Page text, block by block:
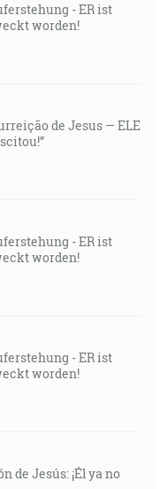
- ER ist
worden!
de Jesus — ELE
- ER ist
worden!
- ER ist
worden!
de Jesús: ¡Él ya no